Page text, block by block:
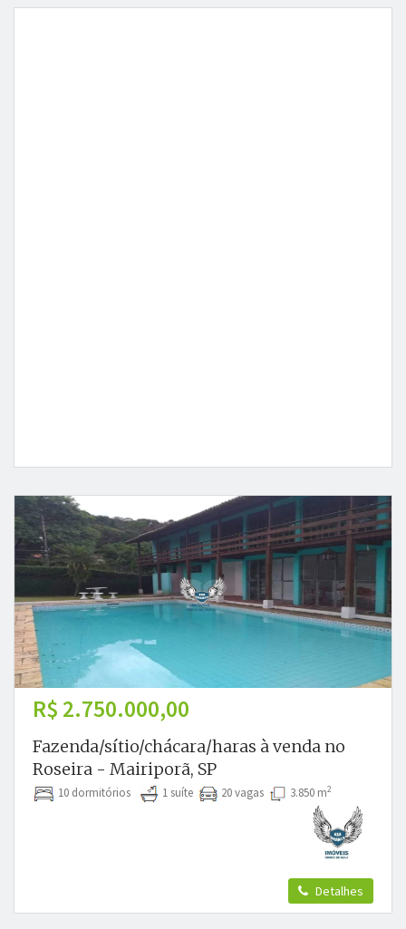
R$ 2.750.000,00
Fazenda/sítio/chácara/haras à venda no
Roseira - Mairiporã, SP
10 dormitórios 1 suíte 20 vagas 3.850 m2
Detalhes